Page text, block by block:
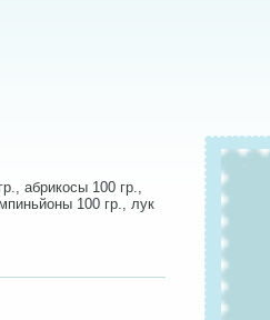
абрикосы 100 гр.,
100 гр., лук